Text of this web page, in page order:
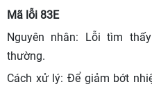
Mã lỗi 83E
Nguyên nhân: Lỗi tìm
thường.
Cách xử lý: Để giảm bớt